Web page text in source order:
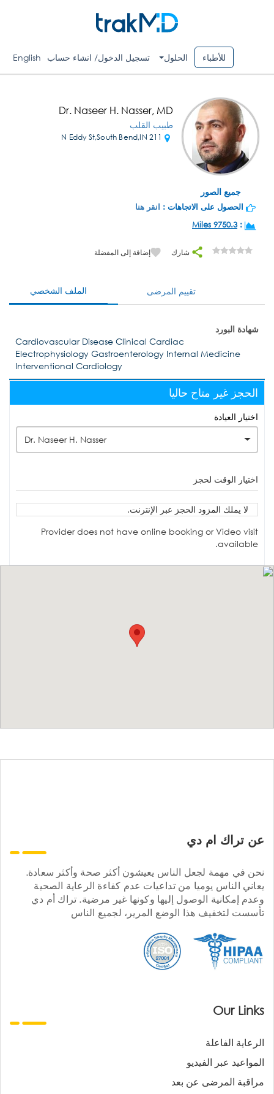
للأطباء الحلول تسجيل الدخول/ انشاء حساب English
جميع الصور
Dr. Naseer H. Nasser, MD
طبيب القلب
الحصول على الاتجاهات : انقر هنا
:
9750.3 Miles
شارك إضافة إلى المفضلة
الملف الشخصي تقييم المرضى
شهادة البورد
Cardiovascular Disease Clinical Cardiac
Electrophysiology Gastroenterology Internal Medicine
Interventional Cardiology
الحجز غير متاح حاليا
اختيار العيادة
Dr. Naseer H. Nasser
اختيار الوقت لحجز
لا يملك المزود الحجز عبر الإنترنت.
Provider does not have online booking or Video visit
available.
عن تراك ام دي
نحن في مهمة لجعل الناس يعيشون أكثر صحة وأكثر سعادة.
يعاني الناس يوميا من تداعيات عدم كفاءة الرعاية الصحية
وعدم إمكانية الوصول إليها وكونها غير مرضية. تراك أم دي
تأسست لتخفيف هذا الوضع المرير، لجميع الناس
Our Links
الرعاية الفاعلة
المواعيد عبر الفيديو
مراقبة المرضى عن بعد